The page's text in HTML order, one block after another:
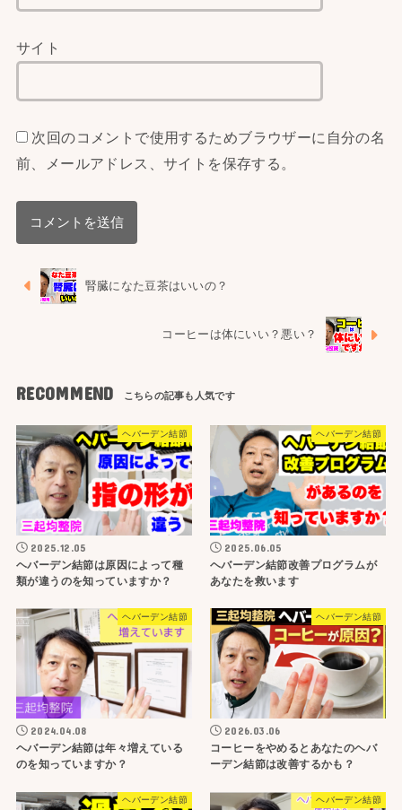
サイト
次回のコメントで使用するためブラウザーに自分の名
前、メールアドレス、サイトを保存する。
腎臓になた豆茶はいいの？
コーヒーは体にいい？悪い？
RECOMMEND
ヘバーデン結節
2025.12.05
ヘバーデン結節は原因によって種
類が違うのを知っていますか？
ヘバーデン結節
2025.06.05
ヘバーデン結節改善プログラムが
あなたを救います
ヘバーデン結節
2024.04.08
ヘバーデン結節は年々増えている
のを知っていますか？
ヘバーデン結節
2026.03.06
コーヒーをやめるとあなたのヘバ
ーデン結節は改善するかも？
ヘバーデン結節 ヘバーデン結節